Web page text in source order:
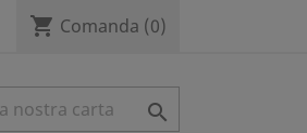
shopping_cart Comanda (0)
